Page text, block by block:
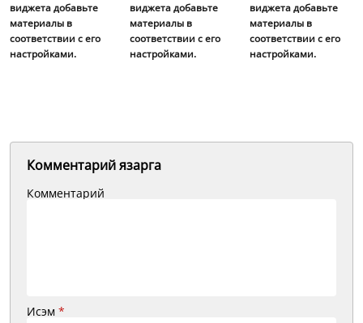
виджета добавьте
материалы в
соответствии с его
настройками.
виджета добавьте
материалы в
соответствии с его
настройками.
виджета добавьте
материалы в
соответствии с его
настройками.
Комментарий язарга
Комментарий
Исэм *